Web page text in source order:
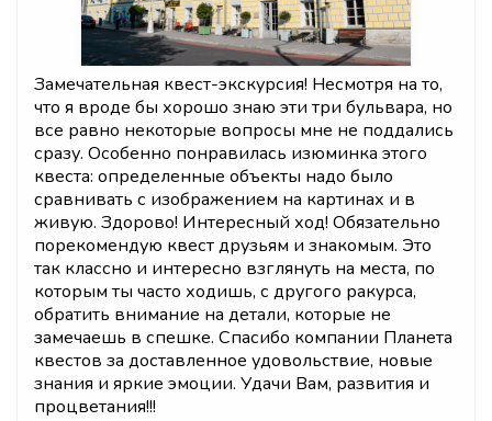
Замечательная квест-экскурсия! Несмотря на то,
что я вроде бы хорошо знаю эти три бульвара, но
все равно некоторые вопросы мне не поддались
сразу. Особенно понравилась изюминка этого
квеста: определенные объекты надо было
сравнивать с изображением на картинах и в
живую. Здорово! Интересный ход! Обязательно
порекомендую квест друзьям и знакомым. Это
так классно и интересно взглянуть на места, по
которым ты часто ходишь, с другого ракурса,
обратить внимание на детали, которые не
замечаешь в спешке. Спасибо компании Планета
квестов за доставленное удовольствие, новые
знания и яркие эмоции. Удачи Вам, развития и
процветания!!!